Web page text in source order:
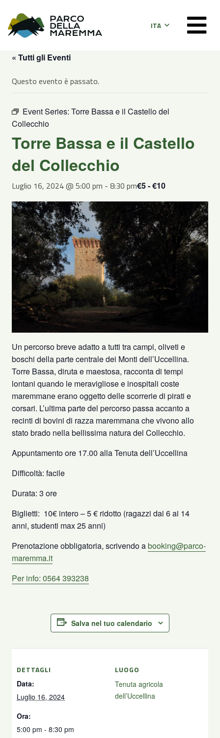
ITA
« Tutti gli Eventi
Questo evento è passato.
Event Series: Torre Bassa e il Castello del
Collecchio
Torre Bassa e il Castello
del Collecchio
Luglio 16, 2024 @ 5:00 pm - 8:30 pm€5 - €10
Un percorso breve adatto a tutti tra campi, oliveti e
boschi della parte centrale dei Monti dell’Uccellina.
Torre Bassa, diruta e maestosa, racconta di tempi
lontani quando le meravigliose e inospitali coste
maremmane erano oggetto delle scorrerie di pirati e
corsari. L’ultima parte del percorso passa accanto a
recinti di bovini di razza maremmana che vivono allo
stato brado nella bellissima natura del Collecchio.
Appuntamento ore 17.00 alla Tenuta dell’Uccellina
Difficoltà: facile
Durata: 3 ore
Biglietti: 10€ intero – 5 € ridotto (ragazzi dai 6 ai 14
anni, studenti max 25 anni)
Prenotazione obbligatoria, scrivendo abooking@parco-
maremma.it
Per info: 0564 393238
Salva nel tuo calendario
DETTAGLI
Data:
Luglio 16, 2024
Ora:
5:00 pm - 8:30 pm
LUOGO
Tenuta agricola
dell’Uccellina